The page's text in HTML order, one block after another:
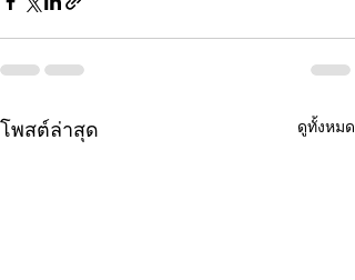
โพสต์ล่าสุด ดูทั้งหมด